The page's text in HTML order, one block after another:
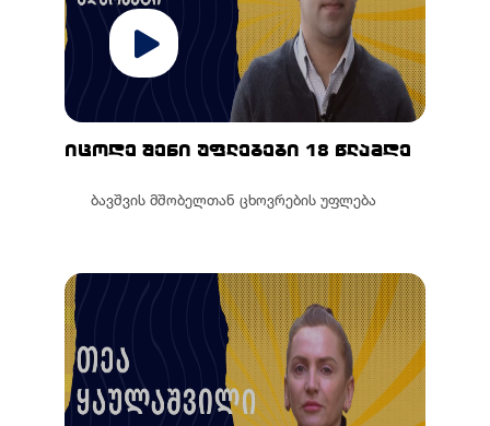
იცოდე შენი უფლებები 18 წლამდე
ბავშვის მშობელთან ცხოვრების უფლება